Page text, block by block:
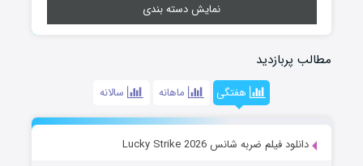
نمایش دسته بندی
مطالب پربازدید
هفتگی ماهانه سالانه
دانلود فیلم ضربه شانس Lucky Strike 2026